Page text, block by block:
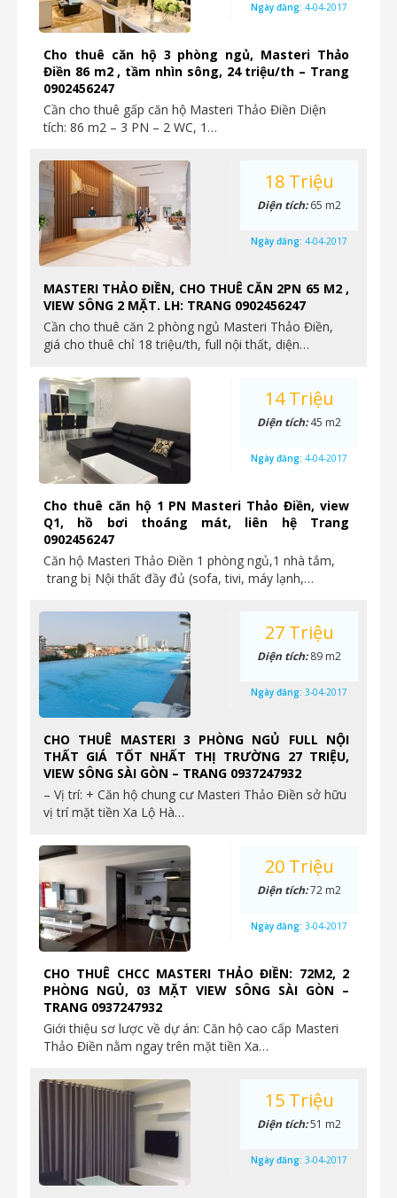
Cho thuê căn hộ 3 phòng ngủ, Masteri Thảo
Điền 86 m2 , tầm nhìn sông, 24 triệu/th – Trang
0902456247
Cần cho thuê gấp căn hộ Masteri Thảo Điền Diện
tích: 86 m2 – 3 PN – 2 WC, 1…
Ngày đăng: 4-04-2017
MASTERI THẢO ĐIỀN, CHO THUÊ CĂN 2PN 65 M2 ,
VIEW SÔNG 2 MẶT. LH: TRANG 0902456247
Cần cho thuê căn 2 phòng ngủ Masteri Thảo Điền,
giá cho thuê chỉ 18 triệu/th, full nội thất, diện…
18 Triệu
Diện tích:65 m2
Ngày đăng: 4-04-2017
Cho thuê căn hộ 1 PN Masteri Thảo Điền, view
Q1, hồ bơi thoáng mát, liên hệ Trang
0902456247
Căn hộ Masteri Thảo Điền 1 phòng ngủ,1 nhà tắm,
trang bị Nội thất đầy đủ (sofa, tivi, máy lạnh,…
14 Triệu
Diện tích:45 m2
Ngày đăng: 4-04-2017
CHO THUÊ MASTERI 3 PHÒNG NGỦ FULL NỘI
THẤT GIÁ TỐT NHẤT THỊ TRƯỜNG 27 TRIỆU,
VIEW SÔNG SÀI GÒN – TRANG 0937247932
– Vị trí: + Căn hộ chung cư Masteri Thảo Điền sở hữu
vị trí mặt tiền Xa Lộ Hà…
27 Triệu
Diện tích:89 m2
Ngày đăng: 3-04-2017
CHO THUÊ CHCC MASTERI THẢO ĐIỀN: 72M2, 2
PHÒNG NGỦ, 03 MẶT VIEW SÔNG SÀI GÒN –
TRANG 0937247932
Giới thiệu sơ lược về dự án: Căn hộ cao cấp Masteri
Thảo Điền nằm ngay trên mặt tiền Xa…
20 Triệu
Diện tích:72 m2
Ngày đăng: 3-04-2017
15 Triệu
Diện tích:51 m2
Ngày đăng: 3-04-2017